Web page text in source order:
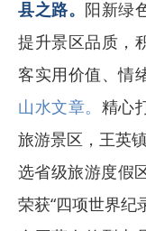
县之路。 阳新绿
提升景区品质，
客实用价值、情
山水文章。 精心
旅游景区，王英
选省级旅游度假
荣获“四项世界纪